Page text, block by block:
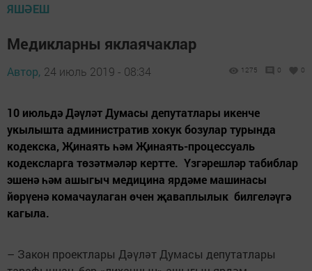
ЯШӘЕШ
Медикларны яклаячаклар
Автор, 24 июль 2019 - 08:34 1275 0 0
10 июльдә Дәүләт Думасы депутатлары икенче
укылышта административ хокук бозулар турында
кодекска, Җинаять һәм Җинаять-процессуаль
кодексларга төзәтмәләр кертте. Үзгәреш­ләр табиблар
эшенә һәм ашыгыч медицина ярдәме машинасы
йөрүенә комачаулаган өчен җаваплылык билгеләүгә
кагыла.
– Закон проектлары Дәүләт Думасы депутатлары